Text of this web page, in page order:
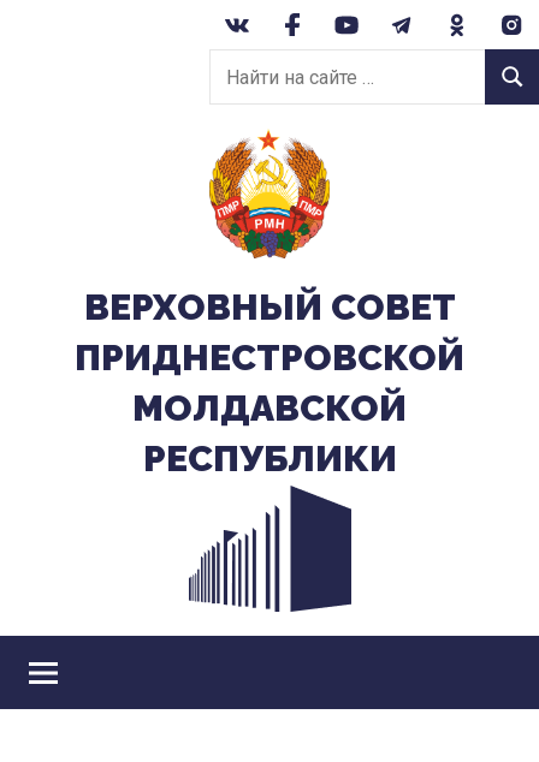
Найти
на
сайте:
ВЕРХОВНЫЙ CОВЕТ
ПРИДНЕСТРОВСКОЙ
МОЛДАВСКОЙ
РЕСПУБЛИКИ